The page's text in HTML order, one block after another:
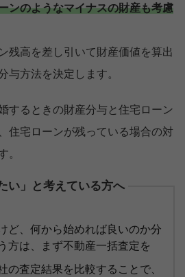
ンのようなマイナスの財産も考慮
残高を差し引いて財産価値を算出
与方法を決定します。
するときの財産分与と住宅ローン
住宅ローンが残っている場合の対
。
い」と考えている方へ
ど、何から始めれば良いのか分
方は、まず不動産一括査定を
の査定結果を比較することで、